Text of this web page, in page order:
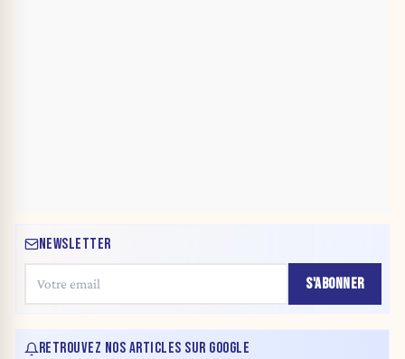
NEWSLETTER
S'ABONNER
RETROUVEZ NOS ARTICLES SUR GOOGLE